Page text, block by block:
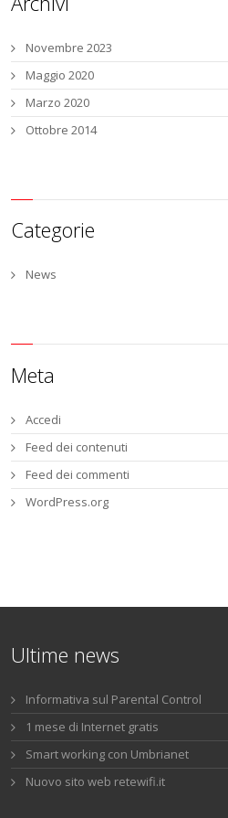
Novembre 2023
Maggio 2020
Marzo 2020
Ottobre 2014
Categorie
News
Meta
Accedi
Feed dei contenuti
Feed dei commenti
WordPress.org
Ultime news
Informativa sul Parental Control
1 mese di Internet gratis
Smart working con Umbrianet
Nuovo sito web retewifi.it